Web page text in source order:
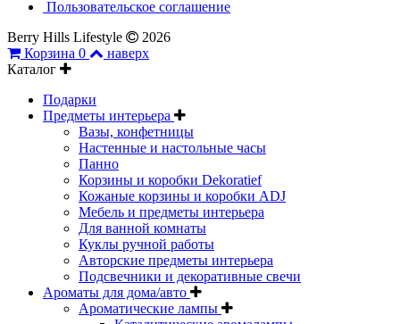
Пользовательское соглашение
Berry Hills Lifestyle
2026
Корзина 0
наверх
Каталог
Подарки
Предметы интерьера
Вазы, конфетницы
Настенные и настольные часы
Панно
Корзины и коробки Dekoratief
Кожаные корзины и коробки ADJ
Мебель и предметы интерьера
Для ванной комнаты
Куклы ручной работы
Авторские предметы интерьера
Подсвечники и декоративные свечи
Ароматы для дома/авто
Ароматические лампы